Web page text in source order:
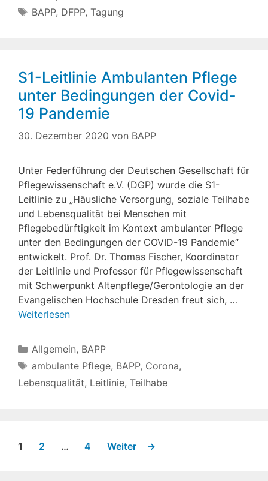
Schlagwörter
BAPP, DFPP, Tagung
S1-Leitlinie Ambulanten Pflege
unter Bedingungen der Covid-
19 Pandemie
30. Dezember 2020 von BAPP
Unter Federführung der Deutschen Gesellschaft für
Pflegewissenschaft e.V. (DGP) wurde die S1-
Leitlinie zu „Häusliche Versorgung, soziale Teilhabe
und Lebensqualität bei Menschen mit
Pflegebedürftigkeit im Kontext ambulanter Pflege
unter den Bedingungen der COVID-19 Pandemie“
entwickelt. Prof. Dr. Thomas Fischer, Koordinator
der Leitlinie und Professor für Pflegewissenschaft
mit Schwerpunkt Altenpflege/Gerontologie an der
Evangelischen Hochschule Dresden freut sich, …
Weiterlesen
Kategorien
Allgemein, BAPP
Schlagwörter
ambulante Pflege, BAPP, Corona,
Lebensqualität, Leitlinie, Teilhabe
Seite
1 Seite
2 … Seite
4 Weiter →